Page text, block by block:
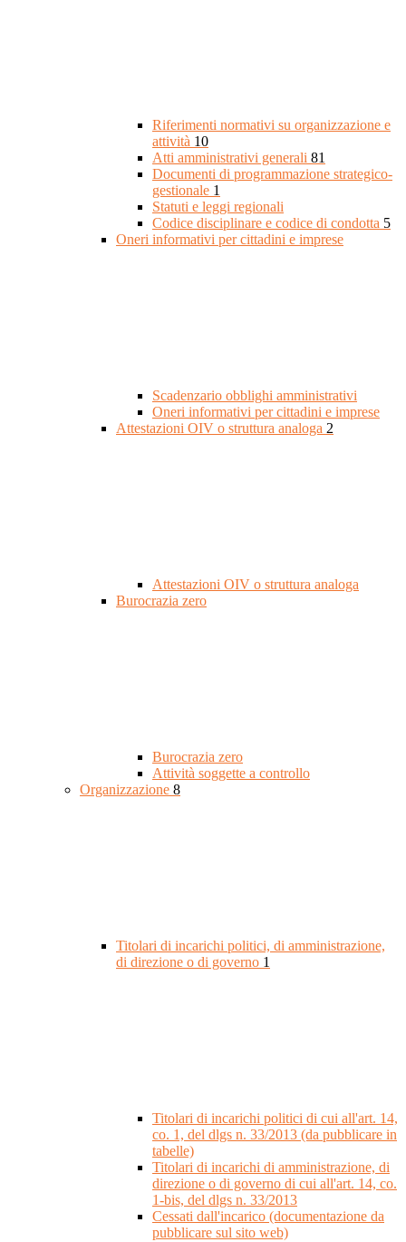
Riferimenti normativi su organizzazione e
attività 10
Atti amministrativi generali 81
Documenti di programmazione strategico-
gestionale 1
Statuti e leggi regionali
Codice disciplinare e codice di condotta 5
Oneri informativi per cittadini e imprese
Scadenzario obblighi amministrativi
Oneri informativi per cittadini e imprese
Attestazioni OIV o struttura analoga 2
Attestazioni OIV o struttura analoga
Burocrazia zero
Burocrazia zero
Attività soggette a controllo
Organizzazione 8
Titolari di incarichi politici, di amministrazione,
di direzione o di governo 1
Titolari di incarichi politici di cui all'art. 14,
co. 1, del dlgs n. 33/2013 (da pubblicare in
tabelle)
Titolari di incarichi di amministrazione, di
direzione o di governo di cui all'art. 14, co.
1-bis, del dlgs n. 33/2013
Cessati dall'incarico (documentazione da
pubblicare sul sito web)